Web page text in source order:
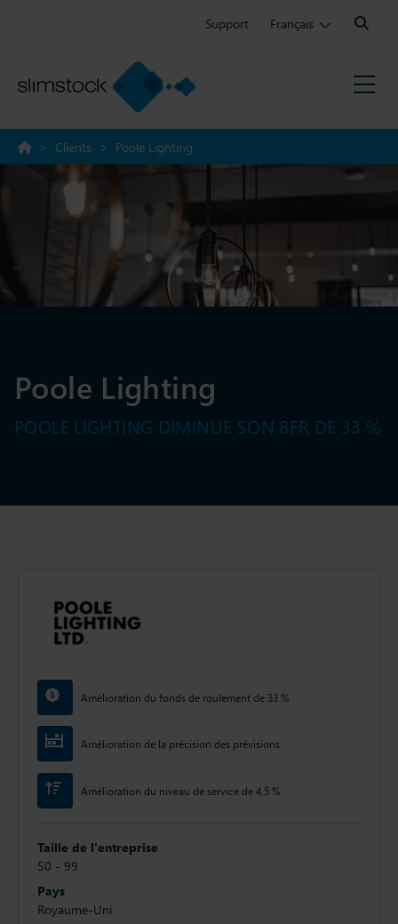
Support Français
Search:
> Clients > Poole Lighting
Poole Lighting
POOLE LIGHTING DIMINUE SON BFR DE 33 %
Amélioration du fonds de roulement de 33 %
Amélioration de la précision des prévisions
Amélioration du niveau de service de 4,5 %
Taille de l'entreprise
50 - 99
Pays
Royaume-Uni